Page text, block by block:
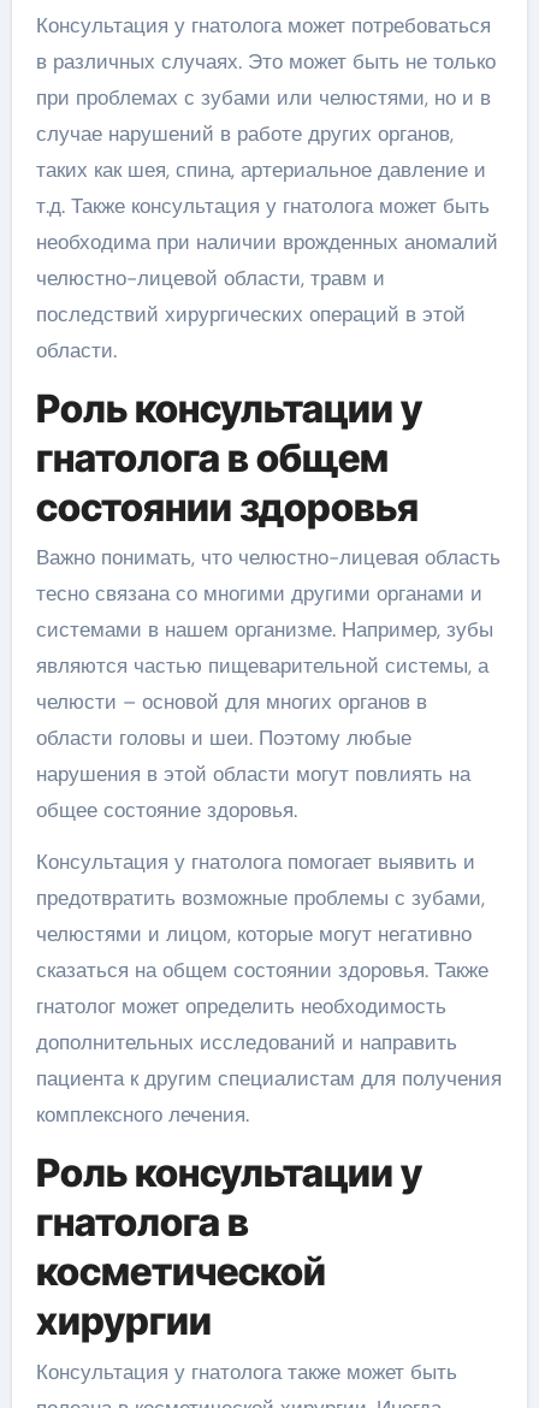
Консультация у гнатолога может потребоваться
в различных случаях. Это может быть не только
при проблемах с зубами или челюстями, но и в
случае нарушений в работе других органов,
таких как шея, спина, артериальное давление и
т.д. Также консультация у гнатолога может быть
необходима при наличии врожденных аномалий
челюстно-лицевой области, травм и
последствий хирургических операций в этой
области.
Роль консультации у
гнатолога в общем
состоянии здоровья
Важно понимать, что челюстно-лицевая область
тесно связана со многими другими органами и
системами в нашем организме. Например, зубы
являются частью пищеварительной системы, а
челюсти – основой для многих органов в
области головы и шеи. Поэтому любые
нарушения в этой области могут повлиять на
общее состояние здоровья.
Консультация у гнатолога помогает выявить и
предотвратить возможные проблемы с зубами,
челюстями и лицом, которые могут негативно
сказаться на общем состоянии здоровья. Также
гнатолог может определить необходимость
дополнительных исследований и направить
пациента к другим специалистам для получения
комплексного лечения.
Роль консультации у
гнатолога в
косметической
хирургии
Консультация у гнатолога также может быть